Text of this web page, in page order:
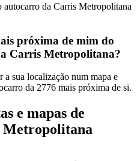
autocarro da Carris Metropolitana
próxima de mim do
Carris Metropolitana?
a sua localização num mapa e
da 2776 mais próxima de si.
e mapas de